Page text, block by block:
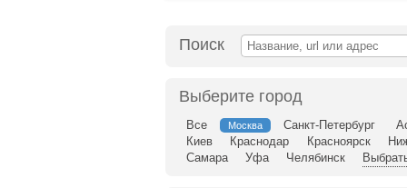
Поиск
Выберите город
Все Москва Санкт-Петербург
Киев
Краснодар Красноярск
Самара
Уфа Челябинск